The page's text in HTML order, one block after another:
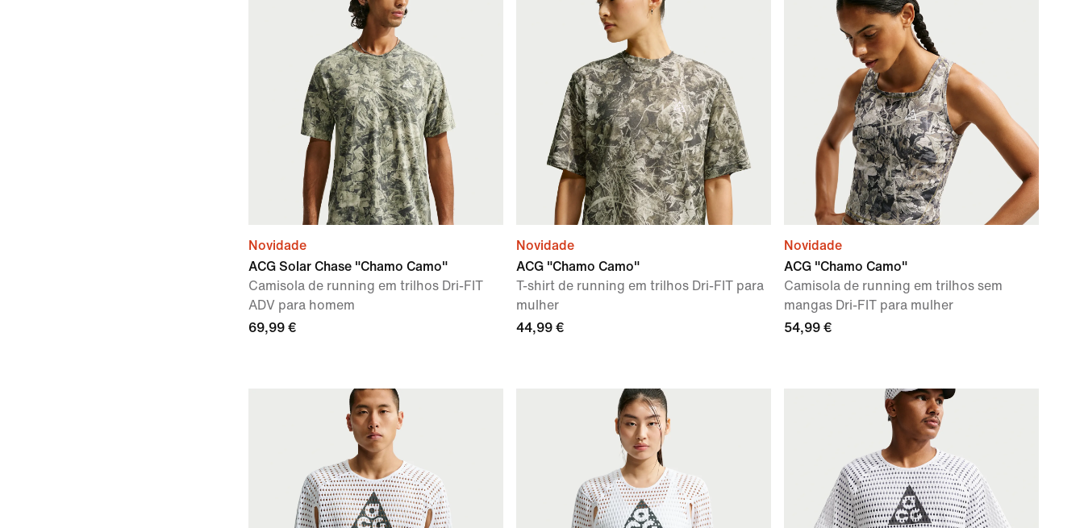
Novidade
ACG Solar Chase "Chamo Camo"
Camisola de running em trilhos Dri-FIT
ADV para homem
69,99 €
Novidade
ACG "Chamo Camo"
T-shirt de running em trilhos Dri-FIT para
mulher
44,99 €
Novidade
ACG "Chamo Camo"
Camisola de running em trilhos sem
mangas Dri-FIT para mulher
54,99 €